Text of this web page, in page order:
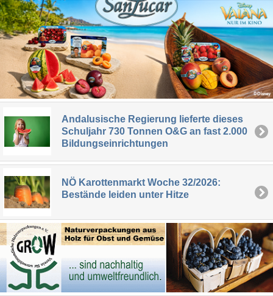
Andalusische Regierung lieferte dieses
Schuljahr 730 Tonnen O&G an fast 2.000
Bildungseinrichtungen
NÖ Karottenmarkt Woche 32/2026:
Bestände leiden unter Hitze